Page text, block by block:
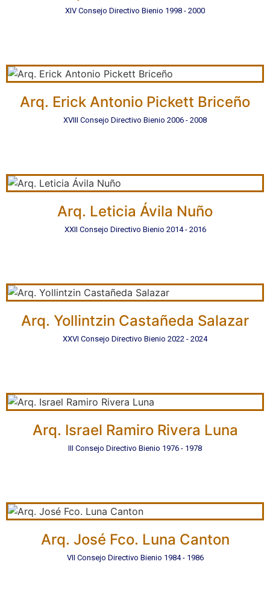
XIV Consejo Directivo Bienio 1998 - 2000
Arq. Erick Antonio Pickett Briceño
XVIII Consejo Directivo Bienio 2006 - 2008
Arq. Leticia Ávila Nuño
XXII Consejo Directivo Bienio 2014 - 2016
Arq. Yollintzin Castañeda Salazar
XXVI Consejo Directivo Bienio 2022 - 2024
Arq. Israel Ramiro Rivera Luna
III Consejo Directivo Bienio 1976 - 1978
Arq. José Fco. Luna Canton
VII Consejo Directivo Bienio 1984 - 1986